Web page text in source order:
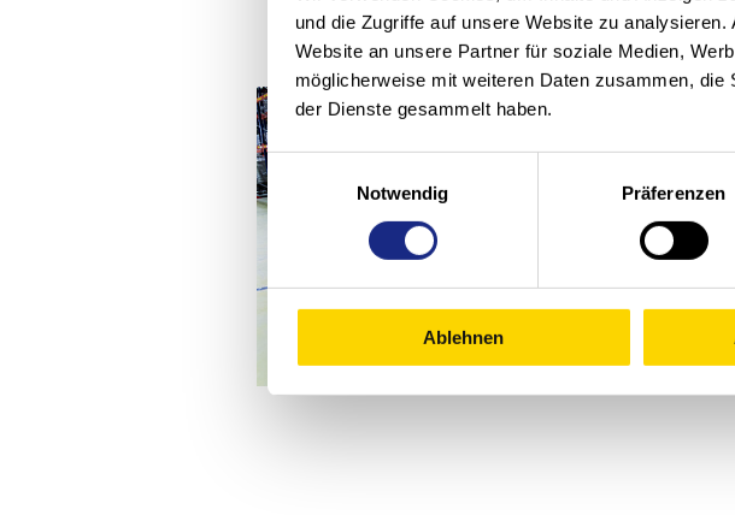
und die Zugriffe auf unsere Website zu
Website an unsere Partner für soziale Medien,
möglicherweise mit weiteren Daten zusammen,
der Dienste gesammelt haben.
Einwilligungsauswahl
Notwendig
Präferenzen
Ablehnen